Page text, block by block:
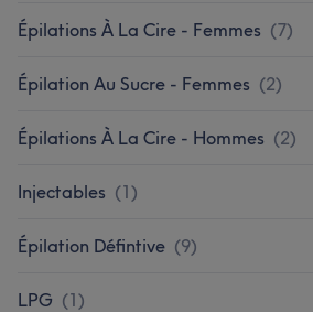
Épilations À La Cire - Femmes (7)
Épilation Au Sucre - Femmes (2)
Épilations À La Cire - Hommes (2)
Injectables (1)
Épilation Défintive (9)
LPG (1)